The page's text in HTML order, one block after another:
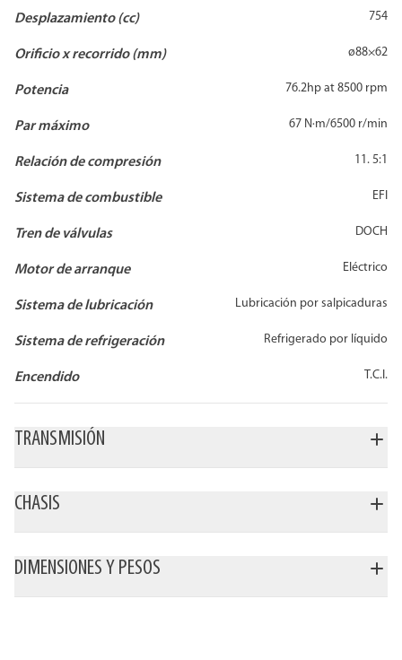
Desplazamiento (cc) 754
Orificio x recorrido (mm) ø88×62
Potencia 76.2hp at 8500 rpm
Par máximo 67 N·m/6500 r/min
Relación de compresión 11. 5:1
Sistema de combustible EFI
Tren de válvulas DOCH
Motor de arranque Eléctrico
Sistema de lubricación Lubricación por salpicaduras
Sistema de refrigeración Refrigerado por líquido
Encendido T.C.I.
TRANSMISIÓN
CHASIS
DIMENSIONES Y PESOS